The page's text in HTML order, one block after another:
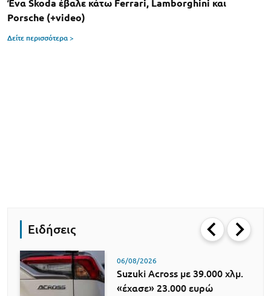
Ένα Skoda έβαλε κάτω Ferrari, Lamborghini και
Porsche (+video)
Δείτε περισσότερα >
Ειδήσεις
06/08/2026
Suzuki Across με 39.000 χλμ.
«έχασε» 23.000 ευρώ